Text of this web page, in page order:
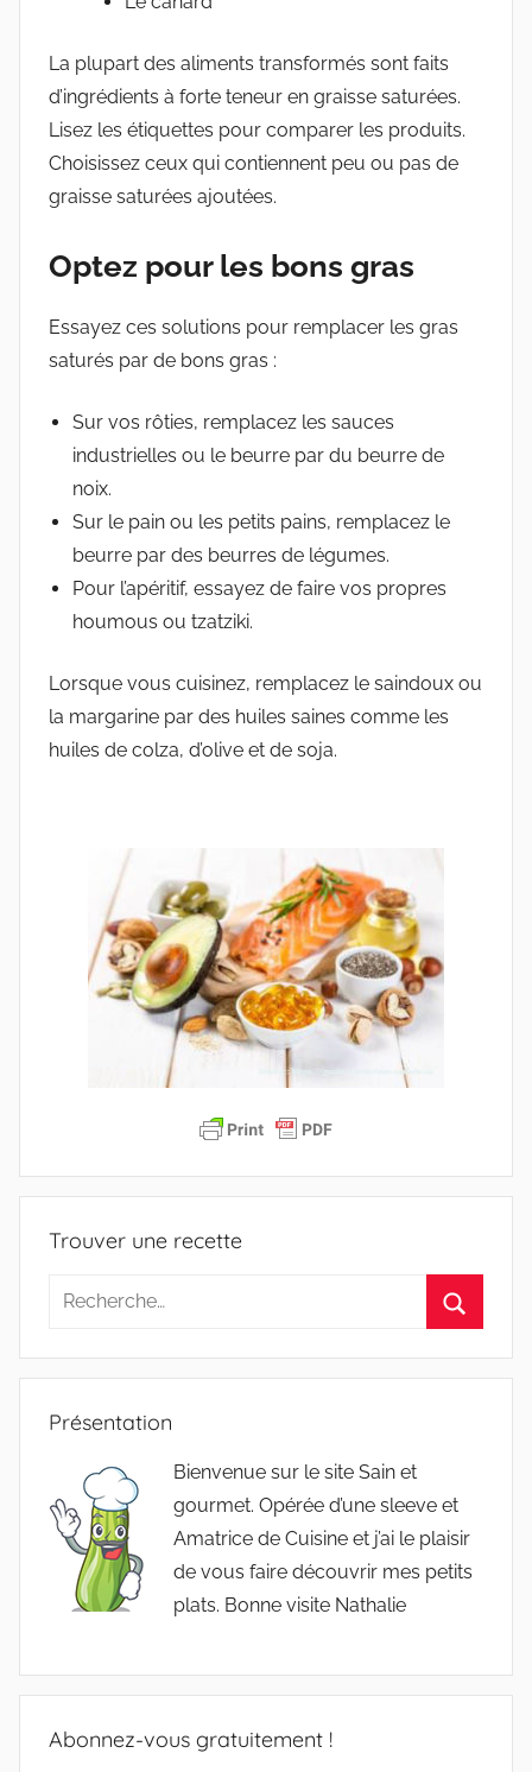
La plupart des aliments transformés sont faits
d’ingrédients à forte teneur en graisse saturées.
Lisez les étiquettes pour comparer les produits.
Choisissez ceux qui contiennent peu ou pas de
graisse saturées ajoutées.
Optez pour les bons gras
Essayez ces solutions pour remplacer les gras
saturés par de bons gras :
Sur vos rôties, remplacez les sauces
industrielles ou le beurre par du beurre de
noix.
Sur le pain ou les petits pains, remplacez le
beurre par des beurres de légumes.
Pour l’apéritif, essayez de faire vos propres
houmous ou tzatziki.
Lorsque vous cuisinez, remplacez le saindoux ou
la margarine par des huiles saines comme les
huiles de colza, d’olive et de soja.
Trouver une recette
Recherche
:
Présentation
Bienvenue sur le site Sain et
gourmet. Opérée d’une sleeve et
Amatrice de Cuisine et j’ai le plaisir
de vous faire découvrir mes petits
plats. Bonne visite Nathalie
Abonnez-vous gratuitement !